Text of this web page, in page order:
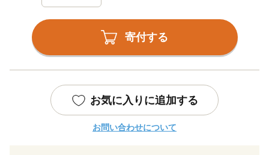
寄付する
お気に入りに追加する
お問い合わせについて